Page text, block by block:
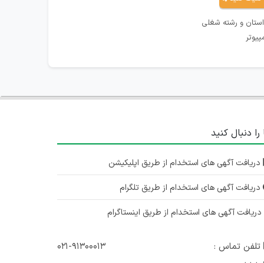
و رشته شغلی
را دنبال کنید
دریافت آگهی های استخدام از طریق اپلیکیشن
دریافت آگهی های استخدام از طریق تلگرام
دریافت آگهی های استخدام از طریق اینستاگرام
تلفن تماس :
۰۲۱-۹۱۳۰۰۰۱۳